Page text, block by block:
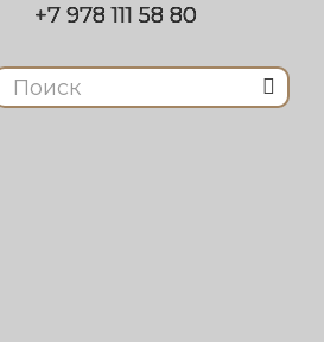
+7 978 111 58 80